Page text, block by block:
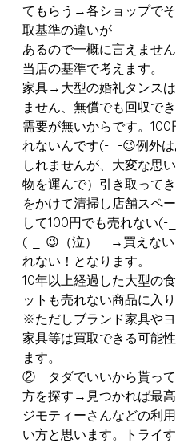
てもらう→各ショップで
取基準の違いが
あるので一概に言えませ
当店の基準で考えます。
家具→大型の婚礼タンス
ません、無償でも回収で
需要が無いからです。100
れないんです(-_-😉例外は
しれませんが、大変な思
物を運んで）引き取って
をかけて清掃し店舗スペ
して100円でも売れない
(-_-😉（泣）　→買えない
れない！となります。
10年以上経過した大型の
ットも売れない商品に入り
※ただしブランド家具や
家具等は買取できる可能
ます。
②    タダでいいから貰って
方を探す→見つかれば最
ジモティーさんなどの利
い方と思います。トライ